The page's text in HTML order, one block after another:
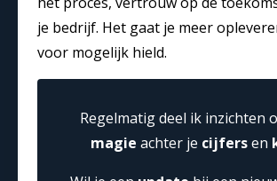
je bedrijf. Het gaat je meer
voor mogelijk hield.
Regelmatig deel ik inzichten
magie achter je cijfersen